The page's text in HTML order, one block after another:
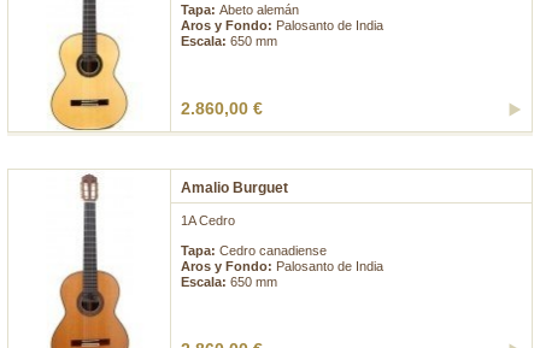
Tapa: Abeto alemán
Aros y Fondo: Palosanto de India
Escala: 650 mm
2.860,00 €
Amalio Burguet
1A Cedro
Tapa: Cedro canadiense
Aros y Fondo: Palosanto de India
Escala: 650 mm